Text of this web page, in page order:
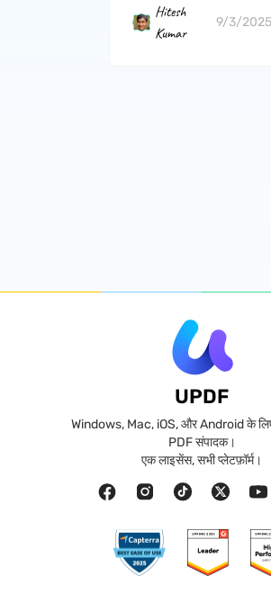
Hitesh
Kumar
9/3/2025
UPDF
Windows, Mac, iOS, और Android के
PDF संपादक।
एक लाइसेंस, सभी प्लेटफ़ॉर्म।